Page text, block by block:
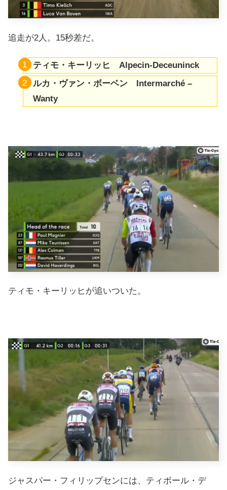
追走が2人。15秒差だ。
ティモ・キーリッヒ Alpecin-Deceuninck
ルカ・ヴァン・ボーベン Intermarché –
Wanty
ティモ・キーリッヒが追いついた。
ジャスパー・フィリップセンには、ティボール・デ